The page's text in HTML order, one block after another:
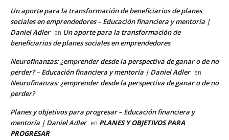
Un aporte para la transformación de beneficiarios de planes
sociales en emprendedores – Educación financiera y mentoría |
Daniel Adler en Un aporte para la transformación de
beneficiarios de planes sociales en emprendedores
Neurofinanzas: ¿emprender desde la perspectiva de ganar o de no
perder? – Educación financiera y mentoría | Daniel Adler en
Neurofinanzas: ¿emprender desde la perspectiva de ganar o de no
perder?
Planes y objetivos para progresar – Educación financiera y
mentoría | Daniel Adler en PLANES Y OBJETIVOS PARA
PROGRESAR